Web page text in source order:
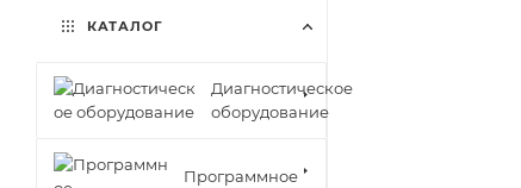
КАТАЛОГ
Диагностическое
оборудование
Программное